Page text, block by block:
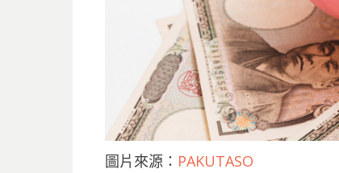
圖片來源： PAKUTASO